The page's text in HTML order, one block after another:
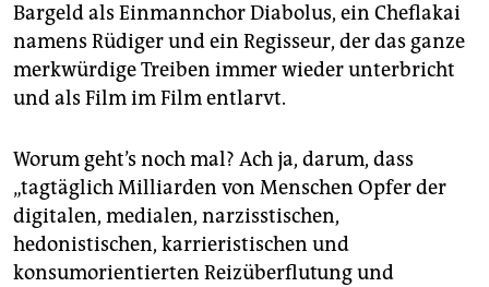
Bargeld als Einmannchor Diabolus, ein Cheflakai
namens Rüdiger und ein Regisseur, der das ganze
merkwürdige Treiben immer wieder unterbricht
und als Film im Film entlarvt.
Worum geht’s noch mal? Ach ja, darum, dass
„tagtäglich Milliarden von Menschen Opfer der
digitalen, medialen, narzisstischen,
hedonistischen, karrieristischen und
konsumorientierten Reizüberflutung und